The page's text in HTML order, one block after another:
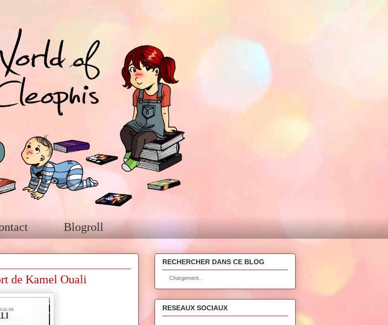
Blogroll
de Kamel Ouali
RECHERCHER DANS CE BLOG
Chargement...
RESEAUX SOCIAUX